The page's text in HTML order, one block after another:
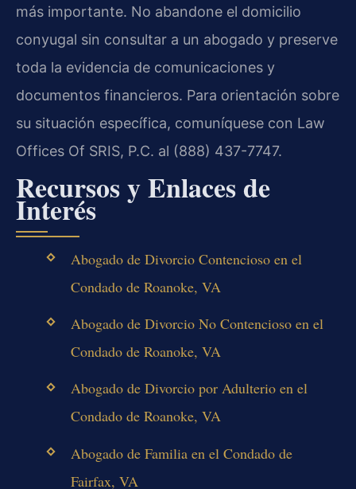
más importante. No abandone el domicilio
conyugal sin consultar a un abogado y preserve
toda la evidencia de comunicaciones y
documentos financieros. Para orientación sobre
su situación específica, comuníquese con Law
Offices Of SRIS, P.C. al (888) 437-7747.
Recursos y Enlaces de
Interés
Abogado de Divorcio Contencioso en el
Condado de Roanoke, VA
Abogado de Divorcio No Contencioso en el
Condado de Roanoke, VA
Abogado de Divorcio por Adulterio en el
Condado de Roanoke, VA
Abogado de Familia en el Condado de
Fairfax, VA